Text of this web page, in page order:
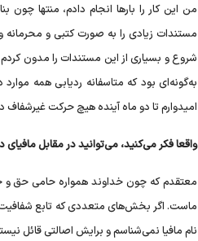
من این کار را بارها انجام دادم، منتها
مستندات زیادی را به صورت کتبی و محرمانه
شروع و بسیاری از این مستندات را مدون
به‌گونه‌ای بود که متاسفانه ردیابی همه
امیدوارم تا دو ماه آینده هیچ حرکت
واقعا فکر می‌کنید، می‌توانید در مقابل مافیای
معتقدم که چون خداوند همواره حامی حق و
ماست. اگر بخش‌های متعددی که تابع شفافیت
نام مافیا نمی‌شناسم و برایش اصالتی قائل